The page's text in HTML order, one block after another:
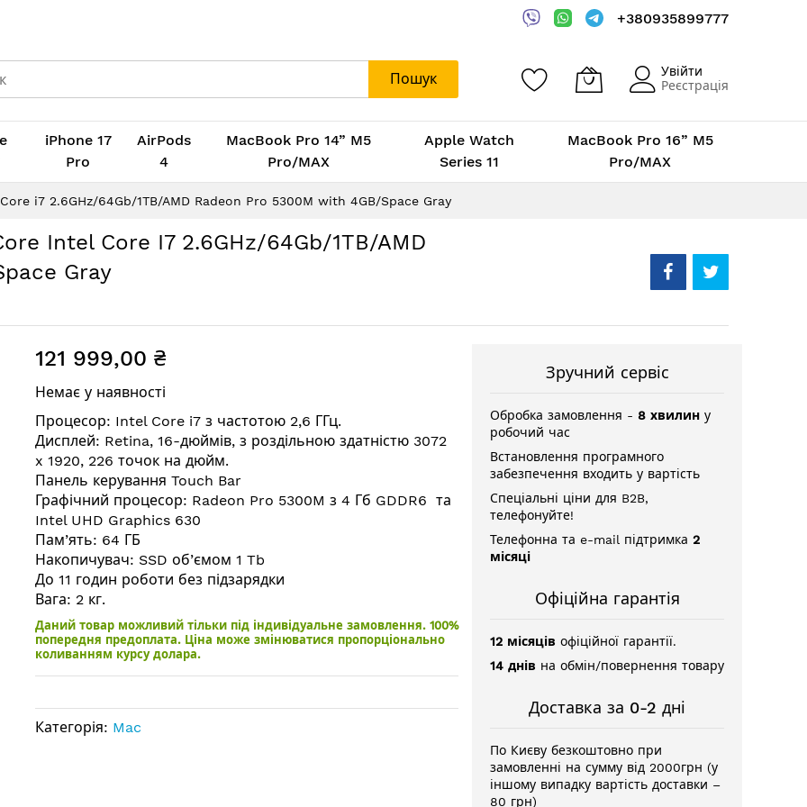
+380935899777
Пошук
Увійти
Реєстрація
iPhone 17
Pro
AirPods
4
MacBook Pro 14” M5
Pro/MAX
Apple Watch
Series 11
MacBook Pro 16” M5
Pro/MAX
i7 2.6GHz/64Gb/1TB/AMD Radeon Pro 5300M with 4GB/Space Gray
Intel Core I7 2.6GHz/64Gb/1TB/AMD
Gray
121 999,00 ₴
Немає у наявності
Процесор: Intel Core i7 з частотою 2,6 ГГц.
Дисплей: Retina, 16-дюймів, з роздільною здатністю 3072
x 1920, 226 точок на дюйм.
Панель керування Touch Bar
Графічний процесор: Radeon Pro 5300M з 4 Гб GDDR6 та
Intel UHD Graphics 630
Пам’ять: 64 ГБ
Накопичувач: SSD об’ємом 1 Tb
До 11 годин роботи без підзарядки
Вага: 2 кг.
Даний товар можливий тільки під індивідуальне замовлення. 100%
попередня предоплата. Ціна може змінюватися пропорціонально
коливанням курсу долара.
Категорія: Mac
Зручний сервіс
Обробка замовлення - 8 хвилин у
робочий час
Встановлення програмного
забезпечення входить у вартість
Спеціальні ціни для B2B,
телефонуйте!
Телефонна та e-mail підтримка 2
місяці
Офіційна гарантія
12 місяців офіційної гарантії.
14 днів на обмін/повернення товару
Доставка за 0-2 дні
По Києву безкоштовно при
замовленні на сумму від 2000грн (у
іншому випадку вартість доставки –
80 грн)